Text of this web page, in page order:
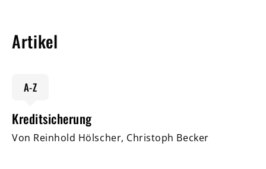
Artikel
A-Z
Kreditsicherung
Von Reinhold Hölscher, Christoph Becker